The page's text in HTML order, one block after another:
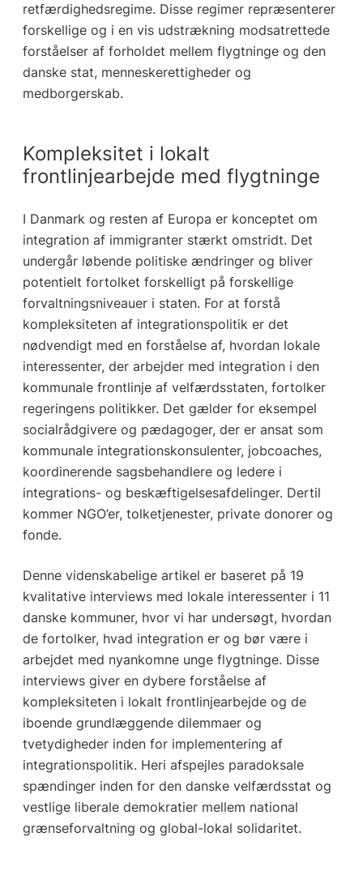
retfærdighedsregime. Disse regimer repræsenterer
forskellige og i en vis udstrækning modsatrettede
forståelser af forholdet mellem flygtninge og den
danske stat, menneskerettigheder og
medborgerskab.
Kompleksitet i lokalt
frontlinjearbejde med flygtninge
I Danmark og resten af Europa er konceptet om
integration af immigranter stærkt omstridt. Det
undergår løbende politiske ændringer og bliver
potentielt fortolket forskelligt på forskellige
forvaltningsniveauer i staten. For at forstå
kompleksiteten af integrationspolitik er det
nødvendigt med en forståelse af, hvordan lokale
interessenter, der arbejder med integration i den
kommunale frontlinje af velfærdsstaten, fortolker
regeringens politikker. Det gælder for eksempel
socialrådgivere og pædagoger, der er ansat som
kommunale integrationskonsulenter, jobcoaches,
koordinerende sagsbehandlere og ledere i
integrations- og beskæftigelsesafdelinger. Dertil
kommer NGO’er, tolketjenester, private donorer og
fonde.
Denne videnskabelige artikel er baseret på 19
kvalitative interviews med lokale interessenter i 11
danske kommuner, hvor vi har undersøgt, hvordan
de fortolker, hvad integration er og bør være i
arbejdet med nyankomne unge flygtninge. Disse
interviews giver en dybere forståelse af
kompleksiteten i lokalt frontlinjearbejde og de
iboende grundlæggende dilemmaer og
tvetydigheder inden for implementering af
integrationspolitik. Heri afspejles paradoksale
spændinger inden for den danske velfærdsstat og
vestlige liberale demokratier mellem national
grænseforvaltning og global-lokal solidaritet.